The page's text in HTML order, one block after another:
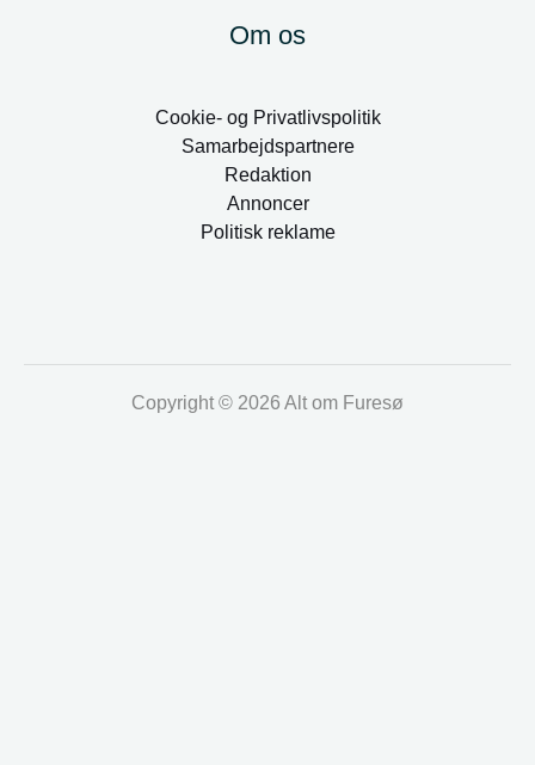
Om os
Cookie- og Privatlivspolitik
Samarbejdspartnere
Redaktion
Annoncer
Politisk reklame
Copyright © 2026 Alt om Furesø